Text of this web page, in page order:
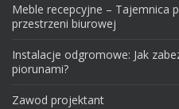
Meble recepcyjne – Tajemnica
przestrzeni biurowej
Instalacje odgromowe: Jak
piorunami?
Zawod projektant